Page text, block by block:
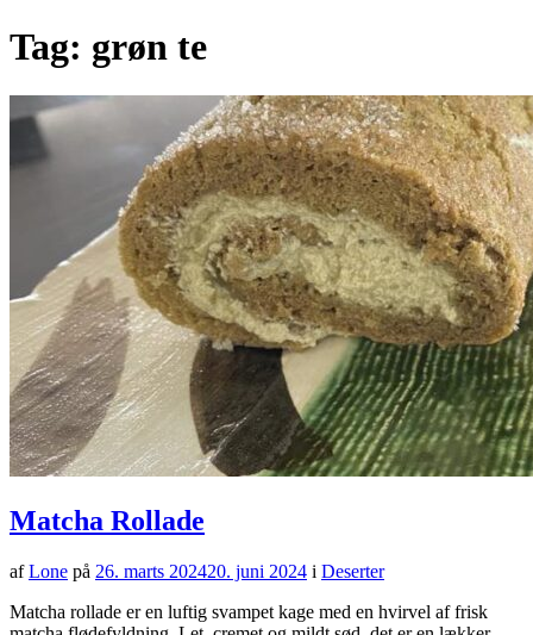
Tag: grøn te
Matcha Rollade
afLone på 26. marts 202420. juni 2024 i Deserter
Matcha rollade er en luftig svampet kage med en hvirvel af frisk